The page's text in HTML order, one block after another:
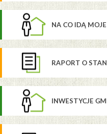
NA CO IDĄ
RAPORT O
INWESTYCJE